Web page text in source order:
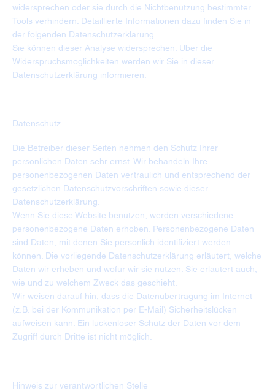
widersprechen oder sie durch die Nichtbenutzung bestimmter
Tools verhindern. Detaillierte Informationen dazu finden Sie in
der folgenden Datenschutzerklärung.
Sie können dieser Analyse widersprechen. Über die
Widerspruchsmöglichkeiten werden wir Sie in dieser
Datenschutzerklärung informieren.
Datenschutz
Die Betreiber dieser Seiten nehmen den Schutz Ihrer
persönlichen Daten sehr ernst. Wir behandeln Ihre
personenbezogenen Daten vertraulich und entsprechend der
gesetzlichen Datenschutzvorschriften sowie dieser
Datenschutzerklärung.
Wenn Sie diese Website benutzen, werden verschiedene
personenbezogene Daten erhoben. Personenbezogene Daten
sind Daten, mit denen Sie persönlich identifiziert werden
können. Die vorliegende Datenschutzerklärung erläutert, welche
Daten wir erheben und wofür wir sie nutzen. Sie erläutert auch,
wie und zu welchem Zweck das geschieht.
Wir weisen darauf hin, dass die Datenübertragung im Internet
(z.B. bei der Kommunikation per E-Mail) Sicherheitslücken
aufweisen kann. Ein lückenloser Schutz der Daten vor dem
Zugriff durch Dritte ist nicht möglich.
Hinweis zur verantwortlichen Stelle